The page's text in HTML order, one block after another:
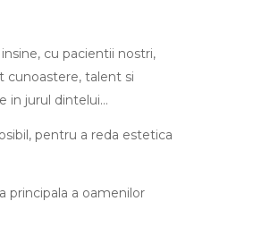
cu pacientii nostri,
cunoastere, talent si
in jurul dintelui…
pentru a reda estetica
principala a oamenilor